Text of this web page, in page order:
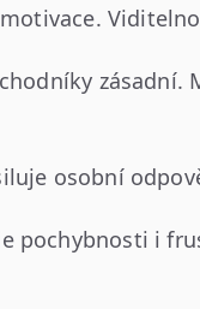
zásadní.
osobní
pochybnosti i